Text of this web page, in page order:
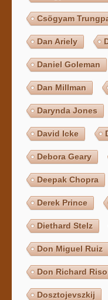
Csögyam
Dan Ariely
Daniel Goleman
Dan Millman
Darynda Jones
David Icke
Debora Geary
Deepak Chopra
Derek Prince
Diethard Stelz
Don Miguel Ruiz
Don Richard
Dosztojevszkij